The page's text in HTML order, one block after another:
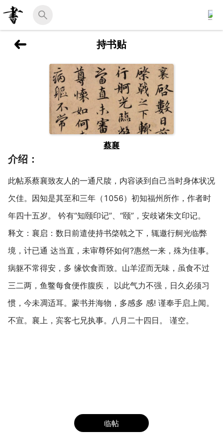
持书贴
蔡襄
介绍：
此帖系蔡襄致友人的一通尺牍，内容谈到自己当时身体状况
欠佳。因知是其至和三年（1056）初知福州所作，作者时
年四十五岁。 钤有“知颐印记”、“颐”，安歧诸朱文印记。
释文：襄启：数日前遣使持书棨戟之下，辄邀行舸光临弊
境，计已通 达当直，未审尊怀如何?惠然一来，殊为佳事。
病躯不常得安，多 缘饮食而致。山羊涩而无味，虽食不过
三二两，鱼鳖每食便作腹疾， 以此气力不强，日久必须习
惯，今未凋适耳。蒙书并海物，多感多 感! 谨奉手启上闻。
不宣。襄上，宾客七兄执事。八月二十四日。 谨空。
临帖